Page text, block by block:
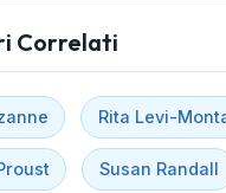
Correlati
Rita Levi-
Susan Randall